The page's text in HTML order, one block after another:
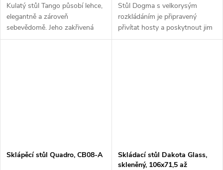
Kulatý stůl Tango působí lehce,
elegantně a zároveň
sebevědomě. Jeho zakřivená
kovová podnož dodává stolu
Stůl Dogma s velkorysým
rozkládáním je připravený
přivítat hosty a poskytnout jim
příjemné pohodlí. Jeho
Sklápěcí stůl Quadro, CB08-A
Skládací stůl Dakota Glass,
skleněný, 106x71,5 až